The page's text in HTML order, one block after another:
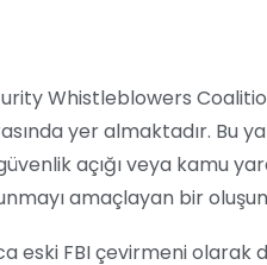
Whistleblowers
yer almaktadır. Bu
açığı veya kamu
amaçlayan bir
eski FBI çevirmeni